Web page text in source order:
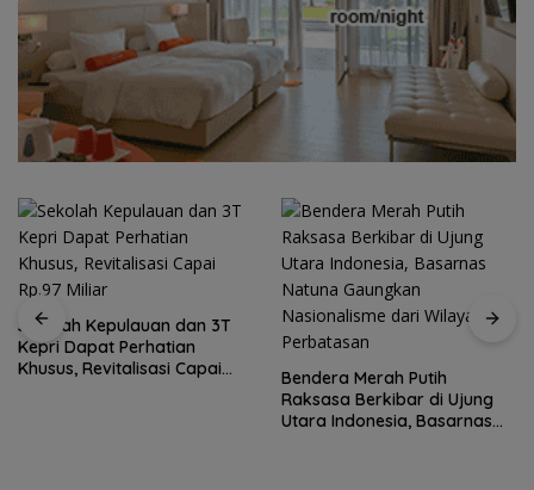
Sekolah Kepulauan dan 3T
Kepri Dapat Perhatian
Khusus, Revitalisasi Capai
Bendera Merah Putih
Raksasa Berkibar di Ujung
Utara Indonesia, Basarnas